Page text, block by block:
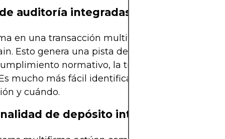
auditoría integradas
en una transacción multifirma se registra en la
Esto genera una pista de auditoría natural,
normativo, la transparencia y la
mucho más fácil identificar quién autorizó
y cuándo.
de depósito inteligente